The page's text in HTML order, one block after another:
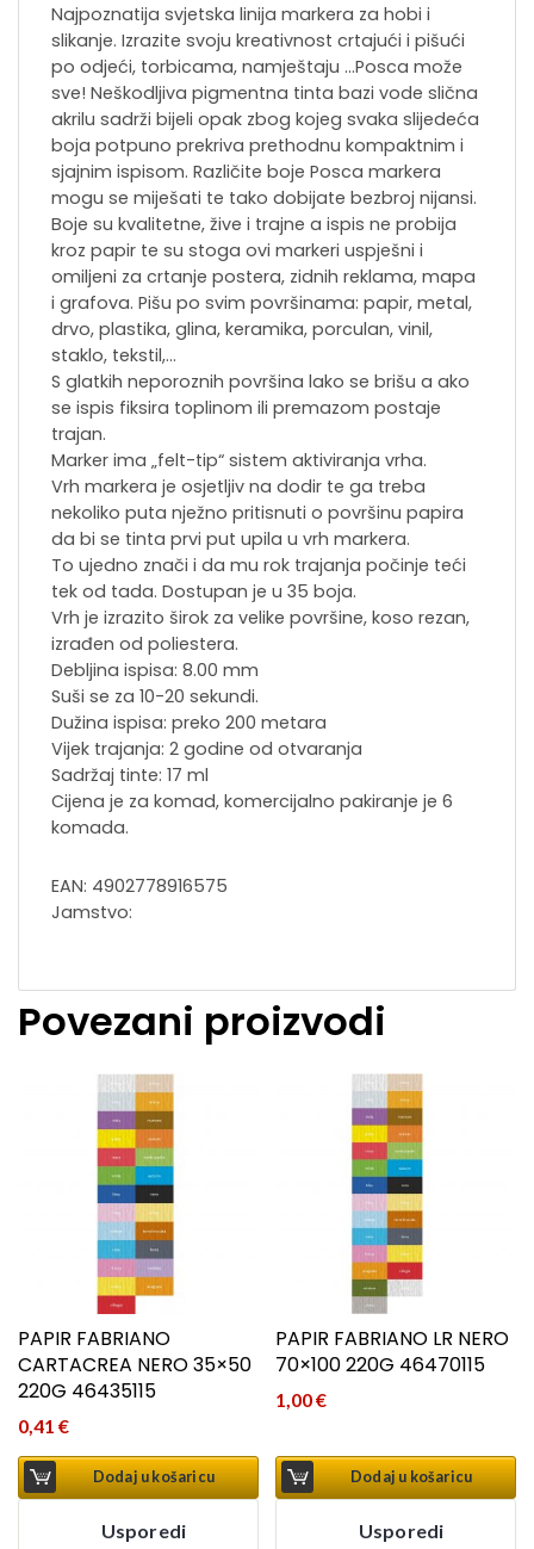
Najpoznatija svjetska linija markera za hobi i
slikanje. Izrazite svoju kreativnost crtajući i pišući
po odjeći, torbicama, namještaju …Posca može
sve! Neškodljiva pigmentna tinta bazi vode slična
akrilu sadrži bijeli opak zbog kojeg svaka slijedeća
boja potpuno prekriva prethodnu kompaktnim i
sjajnim ispisom. Različite boje Posca markera
mogu se miješati te tako dobijate bezbroj nijansi.
Boje su kvalitetne, žive i trajne a ispis ne probija
kroz papir te su stoga ovi markeri uspješni i
omiljeni za crtanje postera, zidnih reklama, mapa
i grafova. Pišu po svim površinama: papir, metal,
drvo, plastika, glina, keramika, porculan, vinil,
staklo, tekstil,…
S glatkih neporoznih površina lako se brišu a ako
se ispis fiksira toplinom ili premazom postaje
trajan.
Marker ima „felt-tip“ sistem aktiviranja vrha.
Vrh markera je osjetljiv na dodir te ga treba
nekoliko puta nježno pritisnuti o površinu papira
da bi se tinta prvi put upila u vrh markera.
To ujedno znači i da mu rok trajanja počinje teći
tek od tada. Dostupan je u 35 boja.
Vrh je izrazito širok za velike površine, koso rezan,
izrađen od poliestera.
Debljina ispisa: 8.00 mm
Suši se za 10-20 sekundi.
Dužina ispisa: preko 200 metara
Vijek trajanja: 2 godine od otvaranja
Sadržaj tinte: 17 ml
Cijena je za komad, komercijalno pakiranje je 6
komada.
EAN: 4902778916575
Jamstvo:
Povezani proizvodi
PAPIR FABRIANO
CARTACREA NERO 35×50
220G 46435115
0,41 €
Dodaj u košaricu
Usporedi
PAPIR FABRIANO LR NERO
70×100 220G 46470115
1,00€
Dodaj u košaricu
Usporedi